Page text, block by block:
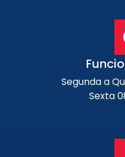
Segunda a
Sexta